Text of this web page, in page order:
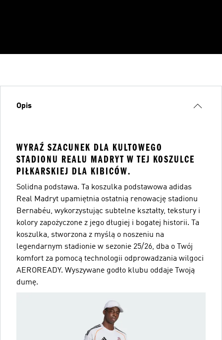
Opis
WYRAŹ SZACUNEK DLA KULTOWEGO
STADIONU REALU MADRYT W TEJ KOSZULCE
PIŁKARSKIEJ DLA KIBICÓW.
Solidna podstawa. Ta koszulka podstawowa adidas
Real Madryt upamiętnia ostatnią renowację stadionu
Bernabéu, wykorzystując subtelne kształty, tekstury i
kolory zapożyczone z jego długiej i bogatej historii. Ta
koszulka, stworzona z myślą o noszeniu na
legendarnym stadionie w sezonie 25/26, dba o Twój
komfort za pomocą technologii odprowadzania wilgoci
AEROREADY. Wyszywane godło klubu oddaje Twoją
dumę.